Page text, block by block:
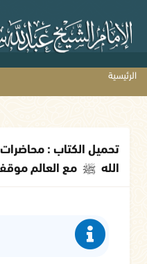
الرئيسية
تحميل الكتاب :
الله ﷺ مع العالم